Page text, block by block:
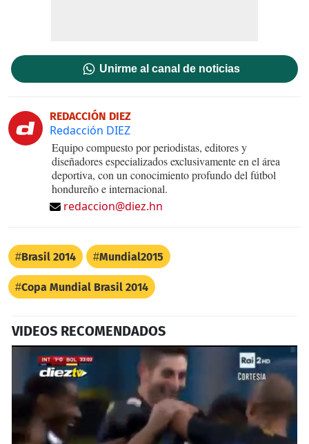
Unirme al canal de noticias
REDACCIÓN DIEZ
Redacción DIEZ
Equipo compuesto por periodistas, editores y
diseñadores especializados exclusivamente en el área
deportiva, con un conocimiento profundo del fútbol
hondureño e internacional.
redaccion@diez.hn
Brasil 2014 Mundial2015
Copa Mundial Brasil 2014
VIDEOS RECOMENDADOS